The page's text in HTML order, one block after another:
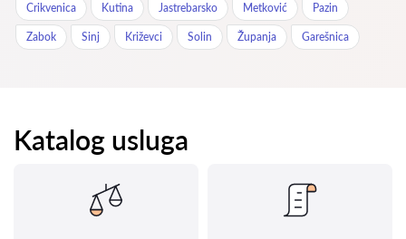
Crikvenica Kutina Jastrebarsko Metković Pazin
Zabok Sinj Križevci Solin Županja Garešnica
Katalog usluga